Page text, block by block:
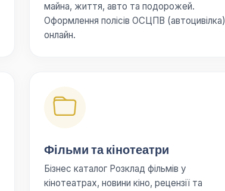
майна, життя, авто та подорожей.
Оформлення полісів ОСЦПВ (автоцивілка)
онлайн.
Фільми та кінотеатри
Бізнес каталог Розклад фільмів у
кінотеатрах, новини кіно, рецензії та